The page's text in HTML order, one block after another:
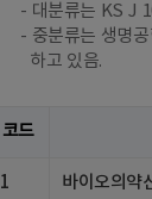
대분류는 KS J
중분류는 생명
하고 있음.
코드
1 바이오의약